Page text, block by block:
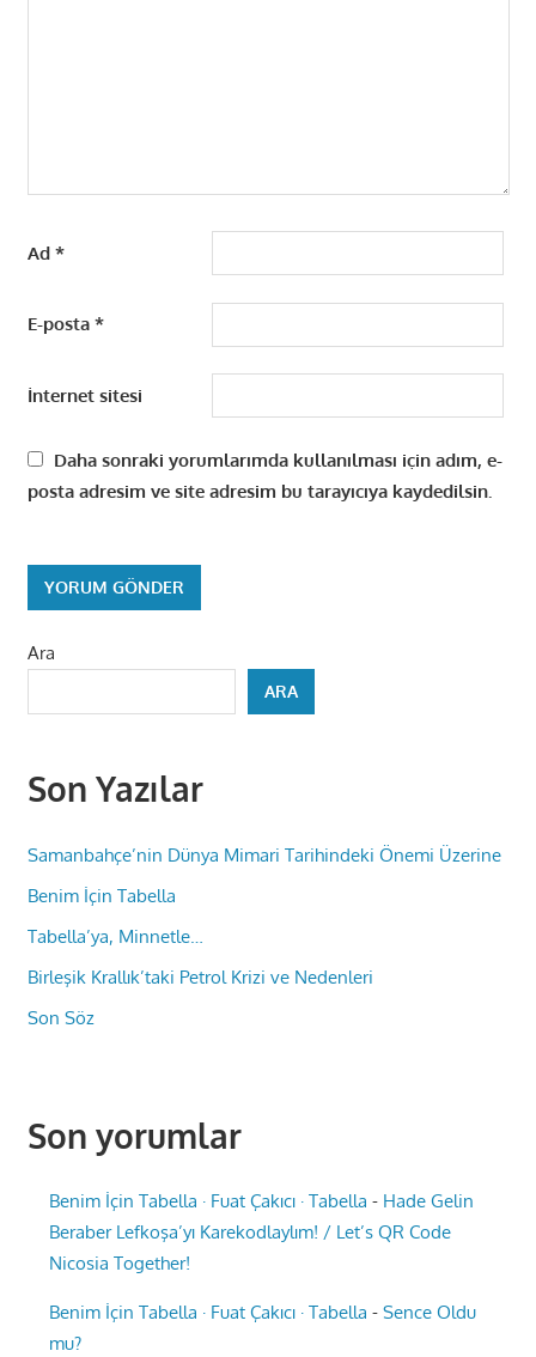
Ad *
E-posta *
İnternet sitesi
Daha sonraki yorumlarımda kullanılması için adım, e-
posta adresim ve site adresim bu tarayıcıya kaydedilsin.
Ara
ARA
Son Yazılar
Samanbahçe’nin Dünya Mimari Tarihindeki Önemi Üzerine
Benim İçin Tabella
Tabella’ya, Minnetle…
Birleşik Krallık’taki Petrol Krizi ve Nedenleri
Son Söz
Son yorumlar
Benim İçin Tabella · Fuat Çakıcı · Tabella - Hade Gelin
Beraber Lefkoşa’yı Karekodlaylım! / Let’s QR Code
Nicosia Together!
Benim İçin Tabella · Fuat Çakıcı · Tabella -Sence Oldu
mu?